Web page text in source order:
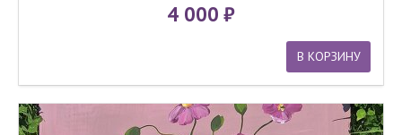
4 000
В КОРЗИНУ